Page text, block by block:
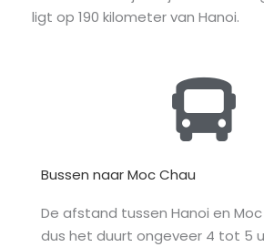
ligt op 190 kilometer van Hanoi.
Bussen naar Moc Chau
De afstand tussen Hanoi en Moc
dus het duurt ongeveer 4 tot 5